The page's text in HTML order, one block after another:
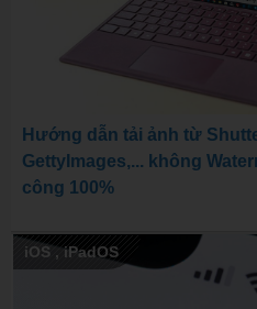
Hướng dẫn tải ảnh từ
GettyImages,... không
công 100%
iOS ,iPadOS